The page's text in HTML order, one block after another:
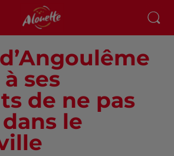
ses
de ne pas
le